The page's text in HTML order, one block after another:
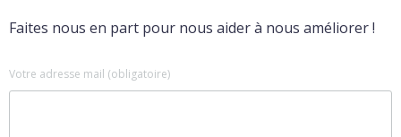
Faites nous en part pour nous aider à nous améliorer !
Votre adresse mail (obligatoire)